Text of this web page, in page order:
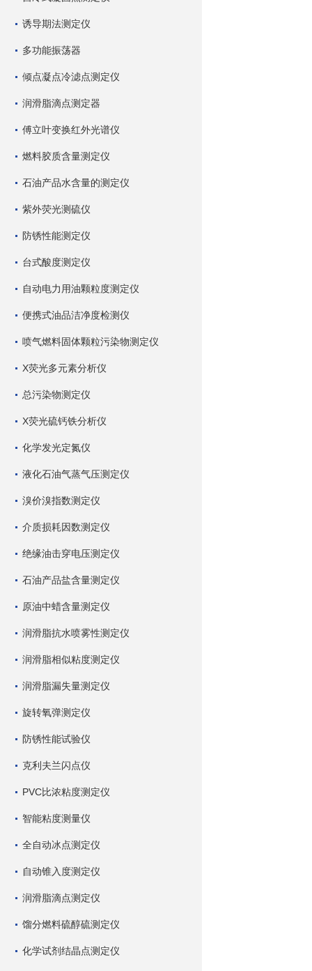
诱导期法测定仪
多功能振荡器
倾点凝点冷滤点测定仪
润滑脂滴点测定器
傅立叶变换红外光谱仪
燃料胶质含量测定仪
石油产品水含量的测定仪
紫外荧光测硫仪
防锈性能测定仪
台式酸度测定仪
自动电力用油颗粒度测定仪
便携式油品洁净度检测仪
喷气燃料固体颗粒污染物测定仪
X荧光多元素分析仪
总污染物测定仪
X荧光硫钙铁分析仪
化学发光定氮仪
液化石油气蒸气压测定仪
溴价溴指数测定仪
介质损耗因数测定仪
绝缘油击穿电压测定仪
石油产品盐含量测定仪
原油中蜡含量测定仪
润滑脂抗水喷雾性测定仪
润滑脂相似粘度测定仪
润滑脂漏失量测定仪
旋转氧弹测定仪
防锈性能试验仪
克利夫兰闪点仪
PVC比浓粘度测定仪
智能粘度测量仪
全自动冰点测定仪
自动锥入度测定仪
润滑脂滴点测定仪
馏分燃料硫醇硫测定仪
化学试剂结晶点测定仪